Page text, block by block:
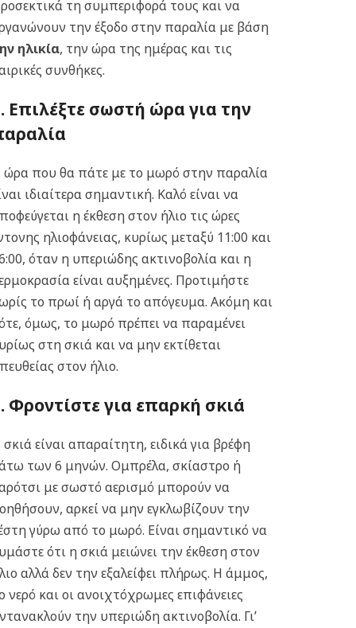
τη συμπεριφορά τους και να
την έξοδο στην παραλία με βάση
ηλικία, την ώρα της ημέρας και τις
συνθήκες.
Επιλέξτε σωστή ώρα για την
ώρα που θα πάτε με το μωρό στην παραλία
ιδιαίτερα σημαντική. Καλό είναι να
η έκθεση στον ήλιο τις ώρες
ηλιοφάνειας, κυρίως μεταξύ 11:00 και
όταν η υπεριώδης ακτινοβολία και η
είναι αυξημένες. Προτιμήστε
το πρωί ή αργά το απόγευμα. Ακόμη και
όμως, το μωρό πρέπει να παραμένει
στη σκιά και να μην εκτίθεται
στον ήλιο.
Φροντίστε για επαρκή σκιά
είναι απαραίτητη, ειδικά για βρέφη
των 6 μηνών. Ομπρέλα, σκίαστρο ή
με σωστό αερισμό μπορούν να
αρκεί να μην εγκλωβίζουν την
γύρω από το μωρό. Είναι σημαντικό να
ότι η σκιά μειώνει την έκθεση στον
αλλά δεν την εξαλείφει πλήρως. Η άμμος,
νερό και οι ανοιχτόχρωμες επιφάνειες
την υπεριώδη ακτινοβολία. Γι’